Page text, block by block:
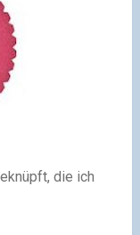
die ich